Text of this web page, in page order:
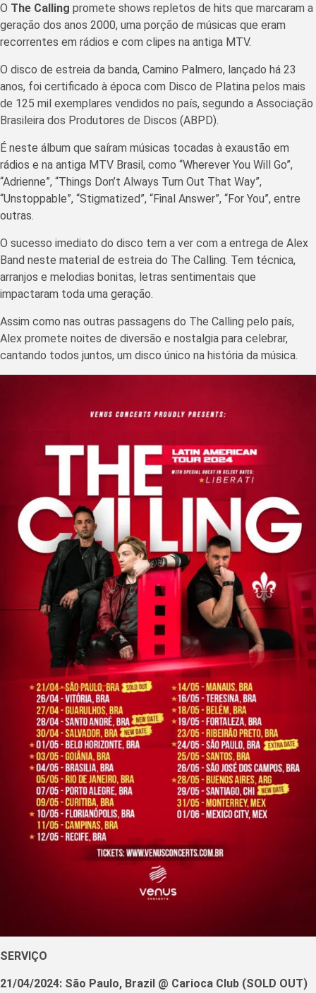
O The Calling promete shows repletos de hits que marcaram a
geração dos anos 2000, uma porção de músicas que eram
recorrentes em rádios e com clipes na antiga MTV.
O disco de estreia da banda, Camino Palmero, lançado há 23
anos, foi certificado à época com Disco de Platina pelos mais
de 125 mil exemplares vendidos no país, segundo a Associação
Brasileira dos Produtores de Discos (ABPD).
É neste álbum que saíram músicas tocadas à exaustão em
rádios e na antiga MTV Brasil, como “Wherever You Will Go”,
“Adrienne”, “Things Don’t Always Turn Out That Way”,
“Unstoppable”, “Stigmatized”, “Final Answer”, “For You”, entre
outras.
O sucesso imediato do disco tem a ver com a entrega de Alex
Band neste material de estreia do The Calling. Tem técnica,
arranjos e melodias bonitas, letras sentimentais que
impactaram toda uma geração.
Assim como nas outras passagens do The Calling pelo país,
Alex promete noites de diversão e nostalgia para celebrar,
cantando todos juntos, um disco único na história da música.
SERVIÇO
21/04/2024: São Paulo, Brazil @ Carioca Club (SOLD OUT)